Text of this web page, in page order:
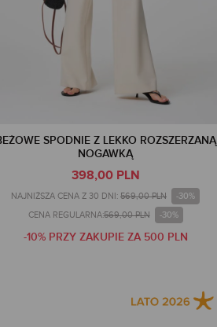
SPODNIE Z LEKKO ROZSZERZANĄ
NOGAWKĄ
398,00 PLN
NAJNIŻSZA CENA Z 30 DNI: 569,00 PLN -30%
CENA REGULARNA:569,00 PLN -30%
-10% PRZY ZAKUPIE ZA 500 PLN